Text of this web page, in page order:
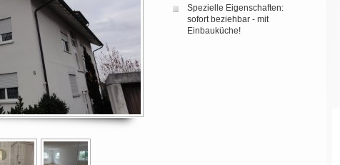
Spezielle Eigenschaften:
sofort beziehbar - mit
Einbauküche!